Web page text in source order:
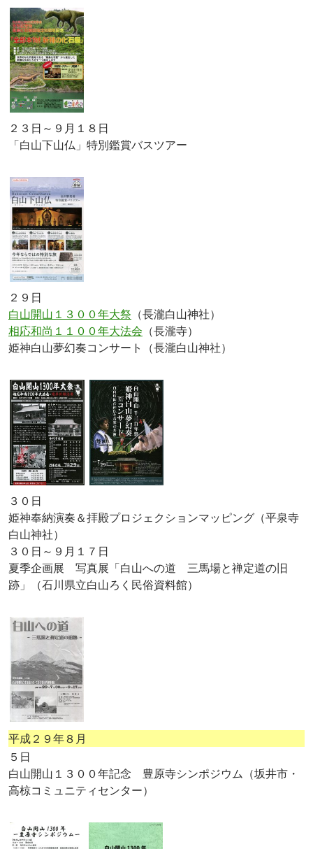
２３日～９月１８日
「白山下山仏」特別鑑賞バスツアー
２９日
白山開山１３００年大祭 （長瀧白山神社）
相応和尚１１００年大法会 （長瀧寺）
姫神白山夢幻奏コンサート（長瀧白山神社）
３０日
姫神奉納演奏＆拝殿プロジェクションマッピング（平泉寺
白山神社）
３０日～９月１７日
夏季企画展 写真展「白山への道 三馬場と禅定道の旧
跡」（石川県立白山ろく民俗資料館）
平成２９年８月
５日
白山開山１３００年記念 豊原寺シンポジウム（坂井市・
高椋コミュニティセンター）